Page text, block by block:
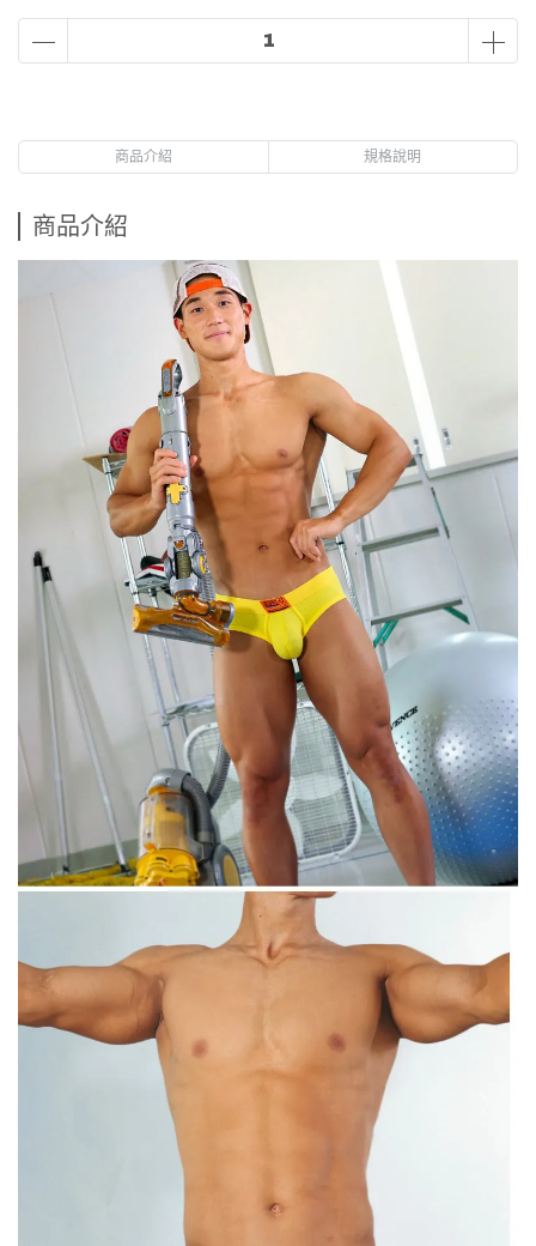
商品介紹 規格說明
商品介紹